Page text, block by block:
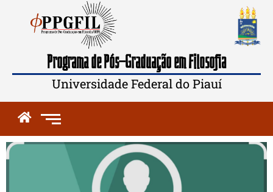
Programa de Pós-Graduação em Filosofia
Universidade Federal do Piauí